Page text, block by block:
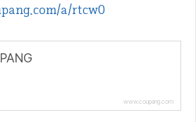
a/rtcw0
www.coupang.com